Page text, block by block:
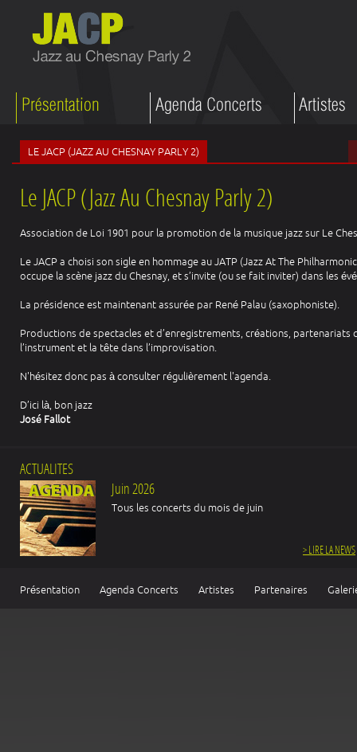
LE JACP (JAZZ AU CHESNAY PARLY 2)
Le JACP (Jazz Au Chesnay Parly 2)
Association de Loi 1901 pour la promotion de la musique jazz sur Le
Le JACP a choisi son sigle en hommage au JATP (Jazz At The
occupe la scène jazz du Chesnay, et s’invite (ou se fait inviter) dans les
La présidence est maintenant assurée par René Palau (saxophoniste).
Productions de spectacles et d’enregistrements, créations, partenariats
l’instrument et la tête dans l’improvisation.
N'hésitez donc pas à consulter régulièrement l'agenda.
D’ici là, bon jazz
José Fallot
ACTUALITES
Juin 2026
Tous les concerts du mois de juin
> LIRE LA NEWS
Présentation Agenda Concerts Artistes Partenaires